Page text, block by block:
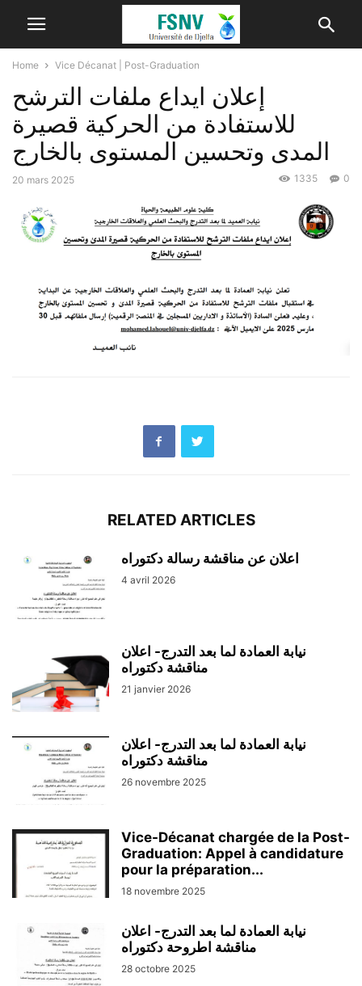
Home Vice Décanat | Post-Graduation
إعلان ايداع ملفات الترشح
للاستفادة من الحركية قصيرة
20 mars 2025 0
1335
RELATED ARTICLES
اعلان عن مناقشة رسالة دكتوراه
4 avril 2026
نيابة العمادة لما بعد التدرج- اعلان
مناقشة دكتوراه
21 janvier 2026
نيابة العمادة لما بعد التدرج- اعلان
مناقشة دكتوراه
26 novembre 2025
Vice-Décanat chargée de la Post-
Graduation: Appel à candidature
pour la préparation...
18 novembre 2025
نيابة العمادة لما بعد التدرج- اعلان
مناقشة اطروحة دكتوراه
28 octobre 2025